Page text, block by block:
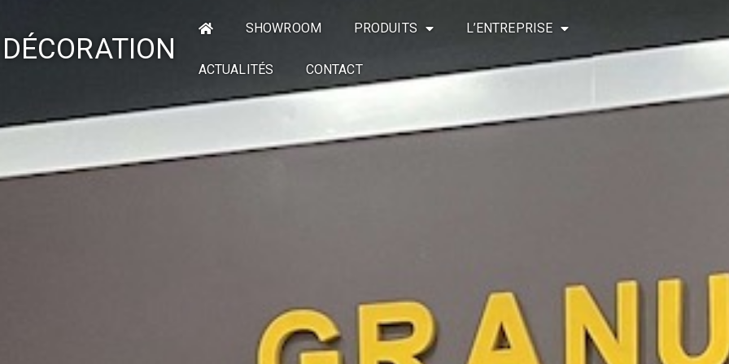
SHOWROOM PRODUITS L’ENTREPRISE
ACTUALITÉS CONTACT